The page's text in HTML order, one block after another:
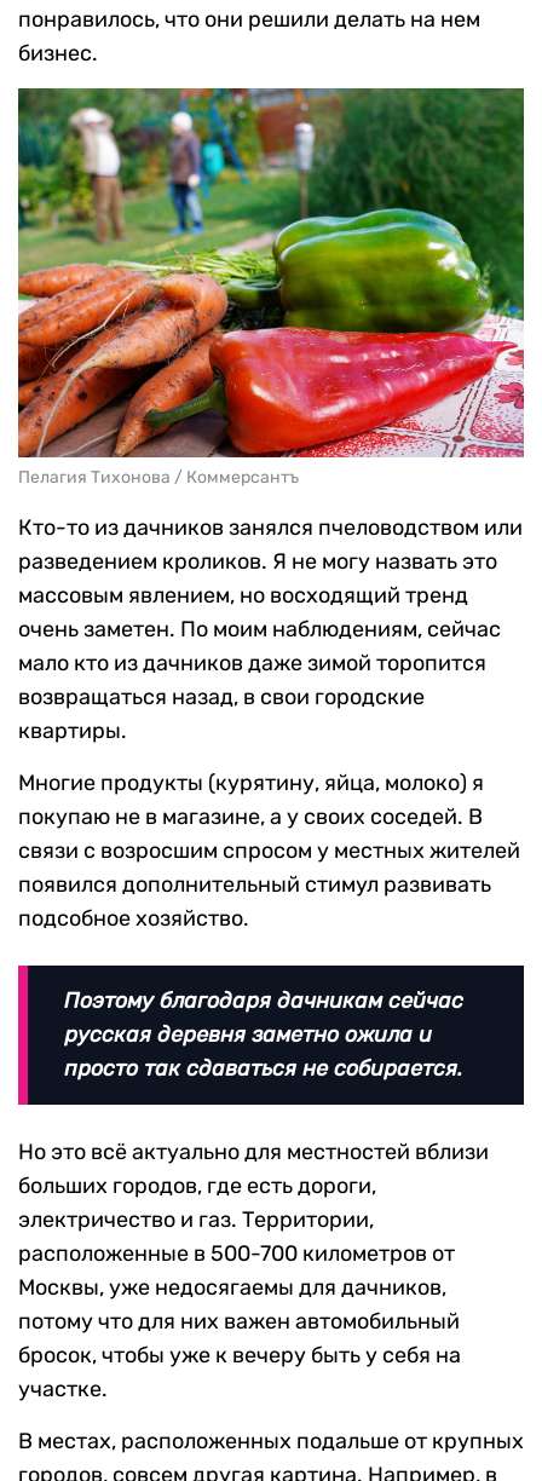
понравилось, что они решили делать на нем
бизнес.
Пелагия Тихонова / Коммерсантъ
Кто-то из дачников занялся пчеловодством или
разведением кроликов. Я не могу назвать это
массовым явлением, но восходящий тренд
очень заметен. По моим наблюдениям, сейчас
мало кто из дачников даже зимой торопится
возвращаться назад, в свои городские
квартиры.
Многие продукты (курятину, яйца, молоко) я
покупаю не в магазине, а у своих соседей. В
связи с возросшим спросом у местных жителей
появился дополнительный стимул развивать
подсобное хозяйство.
Поэтому благодаря дачникам сейчас
русская деревня заметно ожила и
просто так сдаваться не собирается.
Но это всё актуально для местностей вблизи
больших городов, где есть дороги,
электричество и газ. Территории,
расположенные в 500-700 километров от
Москвы, уже недосягаемы для дачников,
потому что для них важен автомобильный
бросок, чтобы уже к вечеру быть у себя на
участке.
В местах, расположенных подальше от крупных
городов, совсем другая картина. Например, в